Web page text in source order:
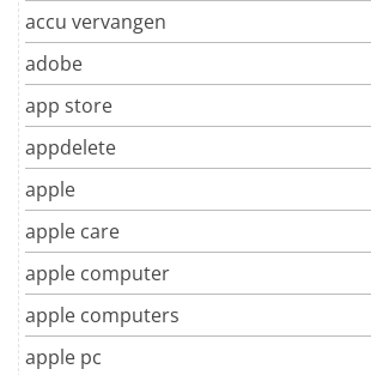
accu vervangen
adobe
app store
appdelete
apple
apple care
apple computer
apple computers
apple pc